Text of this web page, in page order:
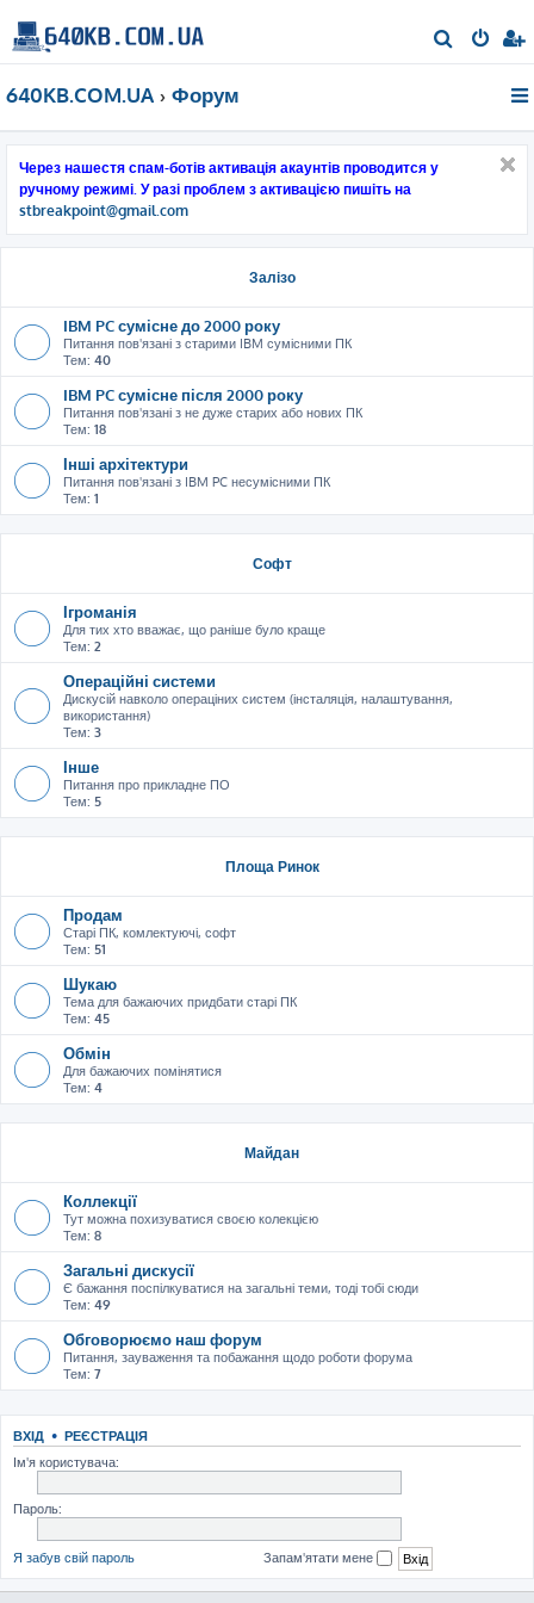
о
640KB.COM.UA Форум
Через нашестя спам-ботів активація акаунтів проводится у
ручному режимі. У разі проблем з активацією пишіть на
stbreakpoint@gmail.com
Залізо
IBM PC сумісне до 2000 року
Питання пов'язані з старими IBM сумісними ПК
Тем: 40
IBM PC сумісне після 2000 року
Питання пов'язані з не дуже старих або нових ПК
Тем: 18
Інші архітектури
Питання пов'язані з IBM PC несумісними ПК
Тем: 1
Софт
Ігроманія
Для тих хто вважає, що раніше було краще
Тем: 2
Операційні системи
Дискусій навколо операціних систем (інсталяція, налаштування,
використання)
Тем: 3
Інше
Питання про прикладне ПО
Тем: 5
Площа Ринок
Продам
Старі ПК, комлектуючі, софт
Тем: 51
Шукаю
Тема для бажаючих придбати старі ПК
Тем: 45
Обмін
Для бажаючих помінятися
Тем: 4
Майдан
Коллекції
Тут можна похизуватися своєю колекцією
Тем: 8
Загальні дискусії
Є бажання поспілкуватися на загальні теми, тоді тобі сюди
Тем: 49
Обговорюємо наш форум
Питання, зауваження та побажання щодо роботи форума
Тем: 7
ВХІД • РЕЄСТРАЦІЯ
Ім'я користувача:
Пароль:
Я забув свій пароль Запам'ятати мене